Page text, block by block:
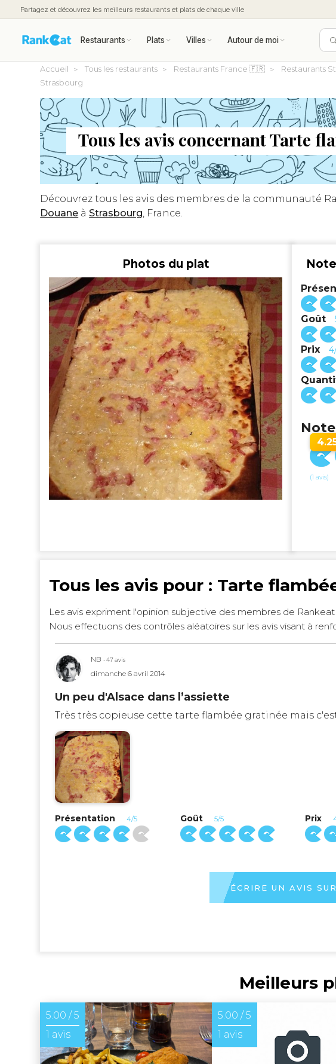
Partagez et découvrez les meilleurs restaurants et plats de chaque ville
Restaurants Plats Villes Autour de moi
Accueil Tous les restaurants Restaurants France 🇫🇷 Restaurants
Strasbourg
Tous les avis concernant Tarte
Découvrez tous les avis des membres de la communauté
Douane àStrasbourg, France.
Photos du plat
Goût
Prix
(1 avis)
Tous les avis pour : Tarte
Les avis expriment l'opinion subjective des membres de
Nous effectuons des contrôles aléatoires sur les avis visant à
NB• 47 avis
dimanche 6 avril 2014
Un peu d'Alsace dans l’assiette
Très très copieuse cette tarte flambée gratinée mais
Présentation 4/5 Goût 5/5 Prix
ÉCRIRE UN AVIS
Meilleurs
5.00 / 5
1 avis
5.00 / 5
1 avis